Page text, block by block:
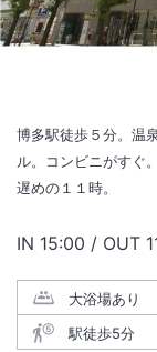
博多駅徒歩５分。温
ル。コンビニがすぐ
遅めの１１時。
IN チェックイン
15:00 / OUT
大浴場あり
駅徒歩5分